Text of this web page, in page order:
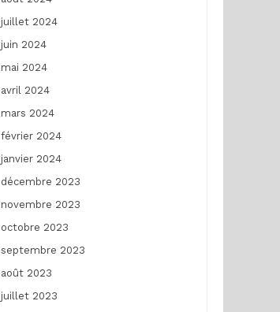
juillet 2024
juin 2024
mai 2024
avril 2024
mars 2024
février 2024
janvier 2024
décembre 2023
novembre 2023
octobre 2023
septembre 2023
août 2023
juillet 2023